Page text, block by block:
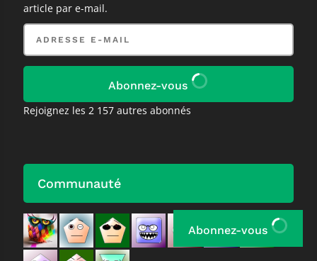
article par e-mail.
Adresse
mail
Abonnez-vous
Rejoignez les 2 157 autres abonnés
Communauté
Abonnez-vous